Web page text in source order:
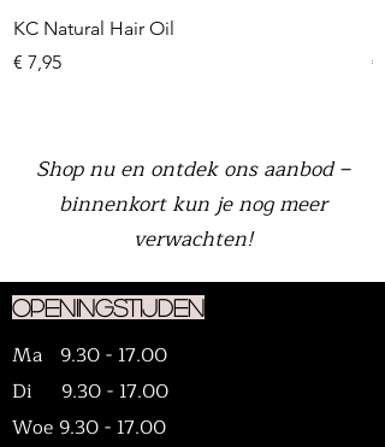
KC Natural Hair Oil
Prijs
€ 7,95 €
Shop nu en ontdek ons aanbod –
binnenkort kun je nog meer
verwachten!
Openingstijden
Ma 9.30 - 17.00
Di 9.30 - 17.00
Woe 9.30 - 17.00